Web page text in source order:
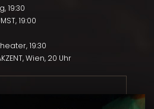
19:30
19:00
19:30
Wien, 20 Uhr